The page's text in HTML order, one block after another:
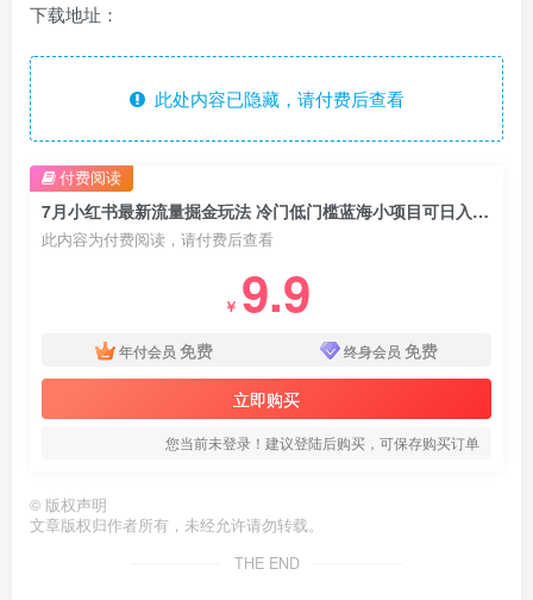
下载地址：
此处内容已隐藏，请付费后查看
7月小红书最新流量掘金玩法 冷门低门槛蓝海小项目可日入200+
此内容为付费阅读，请付费后查看
￥ 9.9
年付会员 免费 终身会员 免费
立即购买
您当前未登录！建议登陆后购买，可保存购买订单
付费阅读
© 版权声明
文章版权归作者所有，未经允许请勿转载。
THE END